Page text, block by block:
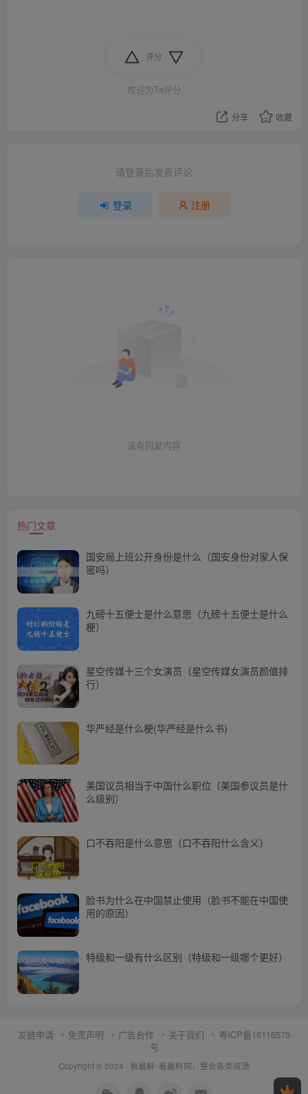
评分
欢迎为Ta评分
分享 收藏
请登录后发表评论
登录 注册
没有回复内容
热门文章
国安局上班公开身份是什么（国安身份对家人保
密吗）
九磅十五便士是什么意思（九磅十五便士是什么
梗）
星空传媒十三个女演员（星空传媒女演员颜值排
行）
华严经是什么梗(华严经是什么书)
美国议员相当于中国什么职位（美国参议员是什
么级别）
口不吞阳是什么意思（口不吞阳什么含义）
脸书为什么在中国禁止使用（脸书不能在中国使
用的原因）
特级和一级有什么区别（特级和一级哪个更好）
友链申请 免责声明 广告合作 关于我们
粤ICP备16116575
号
Copyright © 2024 · 看最鲜 ·看最鲜网，整合各类资源